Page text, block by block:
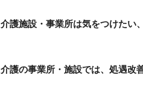
介護施設・事業所は気をつけたい
介護の事業所・施設では、処遇改